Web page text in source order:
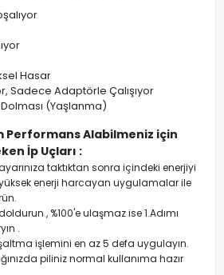
Hasar
Sadece Adaptörle Çalışıyor
(Yaşlanma)
Performans Alabilmeniz için
İp Uçları :
taktıktan sonra içindeki enerjiyi
enerji harcayan uygulamalar ile
, %100'e ulaşmaz ise 1.Adımı
.
işlemini en az 5 defa uygulayın.
piliniz normal kullanıma hazır